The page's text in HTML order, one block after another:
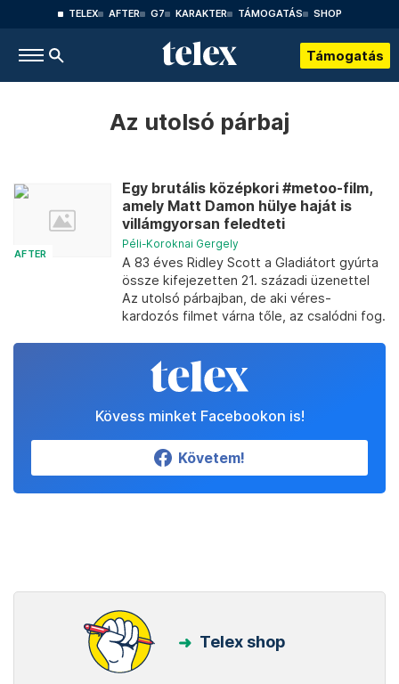
TELEX AFTER G7 KARAKTER TÁMOGATÁS SHOP
Támogatás
Az utolsó párbaj
AFTER
Egy brutális középkori #metoo-film,
amely Matt Damon hülye haját is
villámgyorsan feledteti
Péli-Koroknai Gergely
A 83 éves Ridley Scott a Gladiátort gyúrta
össze kifejezetten 21. századi üzenettel
Az utolsó párbajban, de aki véres-
kardozós filmet várna tőle, az csalódni fog.
Kövess minket Facebookon is!
Követem!
Telex shop